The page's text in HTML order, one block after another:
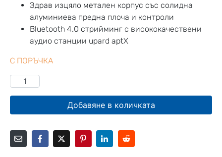
Здрав изцяло метален корпус със солидна
алуминиева предна плоча и контроли
Bluetooth 4.0 стрийминг с висококачествени
аудио станции upard aptX
С ПОРЪЧКА
Добавяне в количката